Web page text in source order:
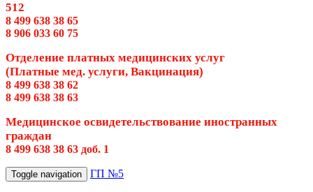
512
8 499 638 38 65
8 906 033 60 75
Отделение платных медицинских услуг
(Платные мед. услуги, Вакцинация)
8 499 638 38 62
8 499 638 38 63
Медицинское освидетельствование иностранных
граждан
8 499 638 38 63 доб. 1
Toggle navigation ГП №5